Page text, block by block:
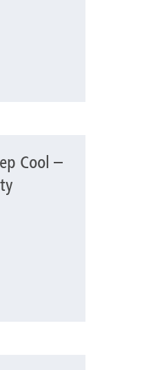
in the Warming City
Cool –